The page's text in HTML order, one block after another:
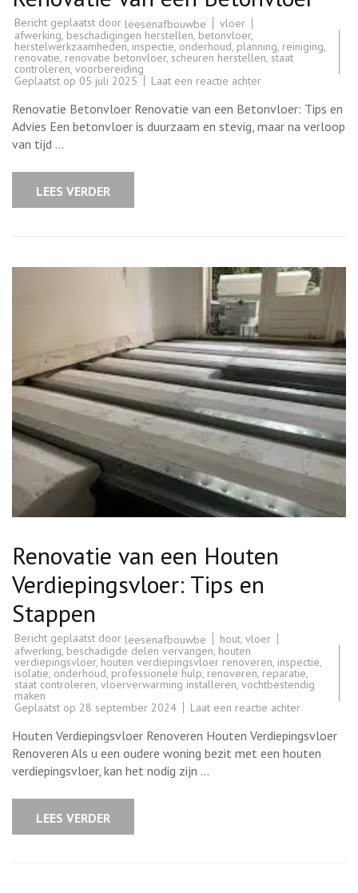
Bericht geplaatst door leesenafbouwbe
vloer
afwerking, beschadigingen herstellen, betonvloer,
herstelwerkzaamheden, inspectie, onderhoud, planning, reiniging,
renovatie, renovatie betonvloer, scheuren herstellen, staat
controleren, voorbereiding
Geplaatst op 05 juli 2025 Laat een reactie achterop
voor
een
Succesvolle
Renovatie
Renovatie Betonvloer Renovatie van een Betonvloer: Tips en
Advies Een betonvloer is duurzaam en stevig, maar na verloop
van tijd …
LEES VERDER
Renovatie van een Houten
Verdiepingsvloer: Tips en
Stappen
Bericht geplaatst door leesenafbouwbe hout, vloer
afwerking beschadigde delen vervangen houten
verdiepingsvloer, houten verdiepingsvloer renoveren inspectie
isolatie onderhoud professionele hulp renoveren reparatie
staat controleren vloerverwarming installeren vochtbestendig
maken
Geplaatst op 28 september 2024 Laat een reactie achterop
een
Houten
Houten Verdiepingsvloer Renoveren Houten Verdiepingsvloer
Renoveren Als u een oudere woning bezit met een houten
verdiepingsvloer, kan het nodig zijn …
LEES VERDER